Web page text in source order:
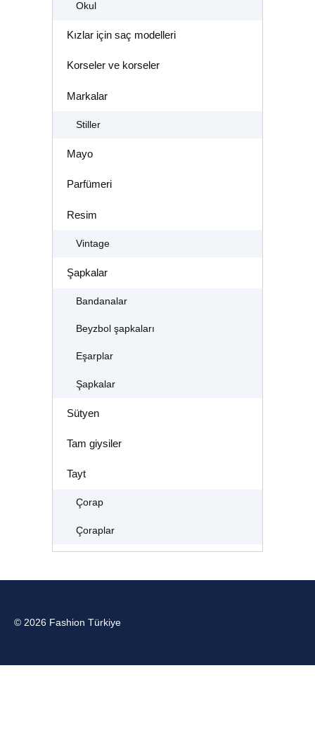
Okul
Kızlar için saç modelleri
Korseler ve korseler
Markalar
Stiller
Mayo
Parfümeri
Resim
Vintage
Şapkalar
Bandanalar
Beyzbol şapkaları
Eşarplar
Şapkalar
Sütyen
Tam giysiler
Tayt
Çorap
Çoraplar
© 2026 Fashion Türkiye